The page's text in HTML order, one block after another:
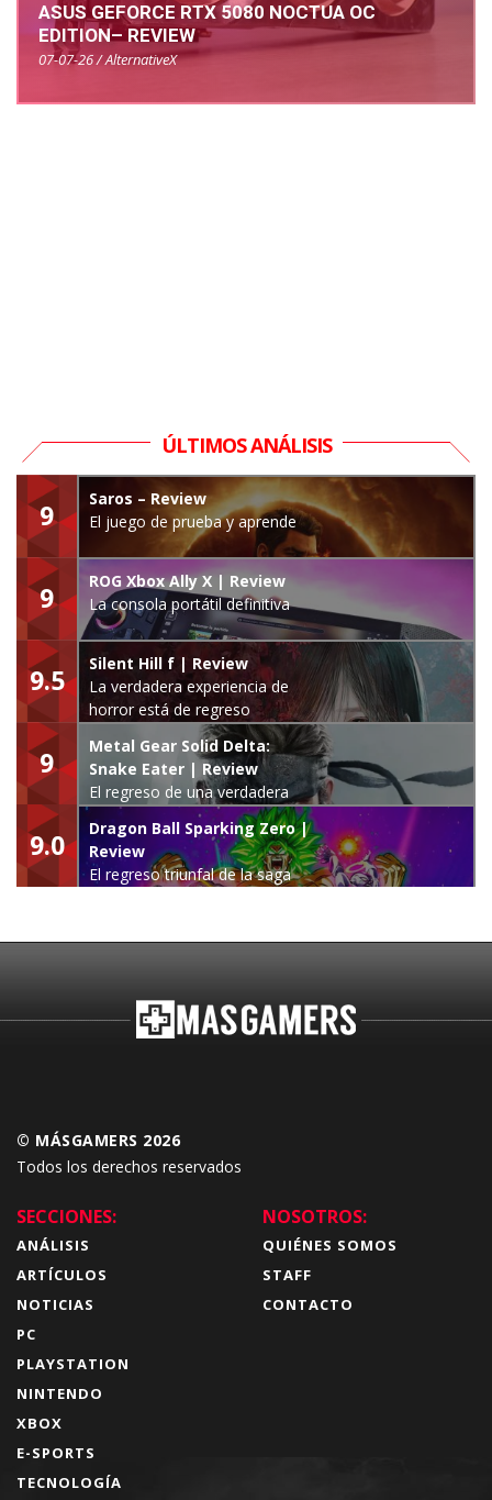
ASUS GEFORCE RTX 5080 NOCTUA OC
EDITION– REVIEW
07-07-26 / AlternativeX
ÚLTIMOS ANÁLISIS
9
Saros – Review
El juego de prueba y aprende
9
ROG Xbox Ally X | Review
La consola portátil definitiva
9.5
Silent Hill f | Review
La verdadera experiencia de
horror está de regreso
9
Metal Gear Solid Delta:
Snake Eater | Review
El regreso de una verdadera
leyenda
9.0
Dragon Ball Sparking Zero |
Review
El regreso triunfal de la saga
© MÁSGAMERS 2026
Todos los derechos reservados
SECCIONES:
ANÁLISIS
ARTÍCULOS
NOTICIAS
PC
PLAYSTATION
NINTENDO
XBOX
E-SPORTS
TECNOLOGÍA
NOSOTROS:
QUIÉNES SOMOS
STAFF
CONTACTO